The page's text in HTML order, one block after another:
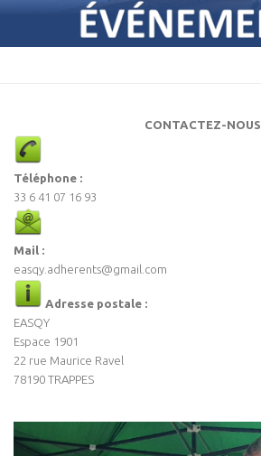
CONTACTEZ-NOUS
Téléphone :
33 6 41 07 16 93
Mail :
easqy.adherents@gmail.com
Adresse postale :
EASQY
Espace 1901
22 rue Maurice Ravel
78190 TRAPPES